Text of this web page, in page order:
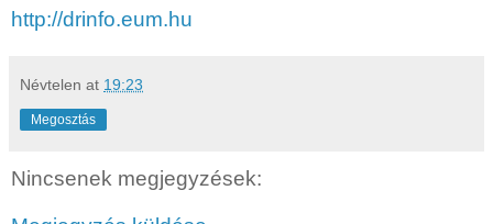
http://drinfo.eum.hu
Névtelen at 19:23
Megosztás
Nincsenek megjegyzések: